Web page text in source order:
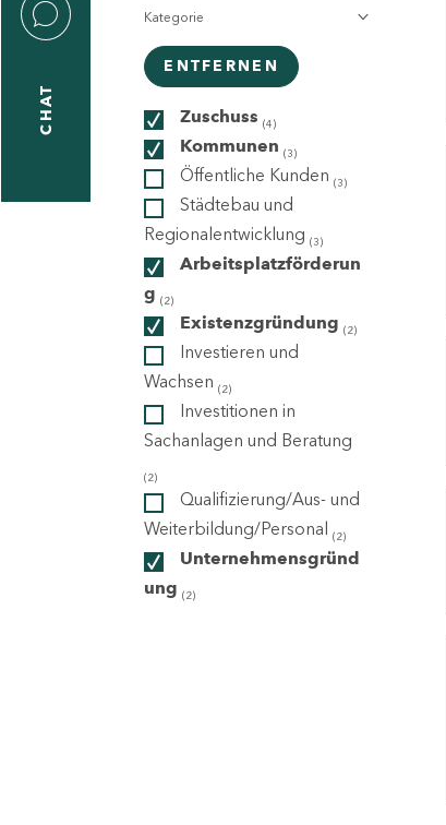
CHAT
Kategorie
ENTFERNEN
Zuschuss (4)
Kommunen (3)
Öffentliche Kunden (3)
Städtebau und
Regionalentwicklung (3)
Arbeitsplatzförderun
g (2)
Existenzgründung (2)
Investieren und
Wachsen (2)
Investitionen in
Sachanlagen und Beratung
(2)
Qualifizierung/Aus- und
Weiterbildung/Personal (2)
Unternehmensgründ
ung (2)